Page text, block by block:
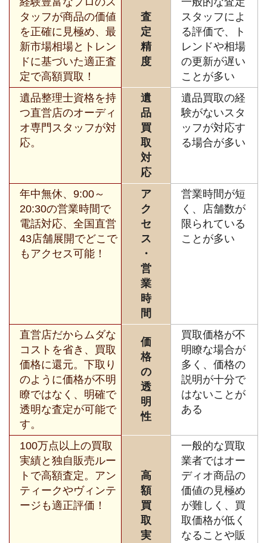
タッフが商品の価値
を正確に見極め、最
新市場相場とトレン
ドに基づいた適正査
定で高額買取！
査
定
精
度
スタッフによ
る評価で、ト
レンドや相場
の更新が遅い
ことが多い
遺品整理士資格を持
つ直営店のオーディ
オ専門スタッフが対
応。
遺
品
買
取
対
応
遺品買取の経
験がないスタ
ッフが対応す
る場合が多い
年中無休、9:00～
20:30の営業時間で
電話対応、全国直営
43店舗展開でどこで
もアクセス可能！
ア
ク
セ
ス
・
営
業
時
間
営業時間が短
く、店舗数が
限られている
ことが多い
直営店だからムダな
コストを省き、買取
価格に還元。下取り
のように価格が不明
瞭ではなく、明確で
透明な査定が可能で
す。
価
格
の
透
明
性
買取価格が不
明瞭な場合が
多く、価格の
説明が十分で
はないことが
ある
100万点以上の買取
実績と独自販売ルー
トで高額査定。アン
ティークやヴィンテ
ージも適正評価！
高
額
買
取
実
一般的な買取
業者ではオー
ディオ商品の
価値の見極め
が難しく、買
取価格が低く
なることや販